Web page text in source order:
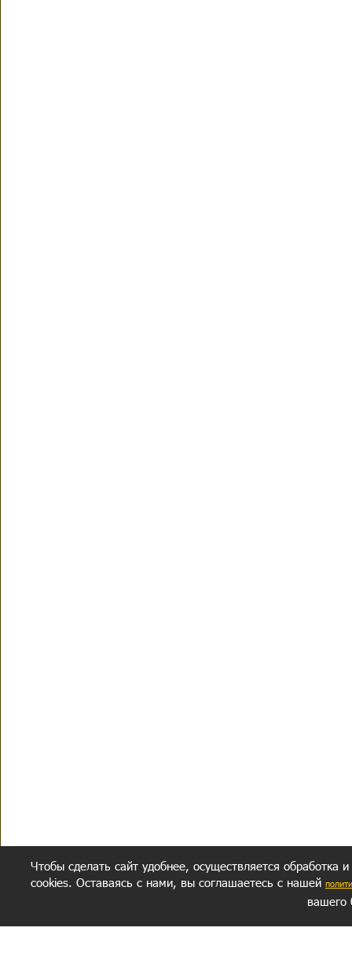
Чтобы сделать сайт удобнее, осуществляется обработка
cookies. Оставаясь с нами, вы соглашаетесь с нашей
вашего